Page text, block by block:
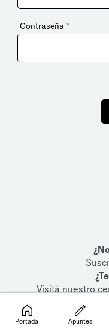
Contraseña *
Visitá nuestro
Portada Apuntes